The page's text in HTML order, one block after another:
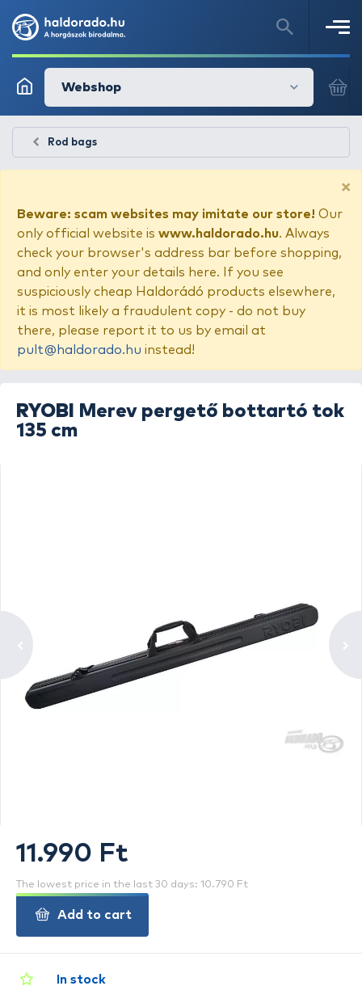
Webshop
Rod bags
×
Beware: scam websites may imitate our store! Our
only official website is www.haldorado.hu. Always
check your browser's address bar before shopping,
and only enter your details here. If you see
suspiciously cheap Haldorádó products elsewhere,
it is most likely a fraudulent copy - do not buy
there, please report it to us by email at
pult@haldorado.hu instead!
RYOBI
Merev pergető bottartó tok
135 cm
In stock
11.990 Ft
The lowest price in the last 30 days: 10.790 Ft
Add to cart